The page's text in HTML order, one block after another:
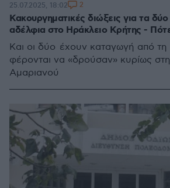
Κακουργηματικές διώξεις για τα
αδέλφια στο Ηράκλειο Κρήτης -
Και οι δύο έχουν καταγωγή από τη
φέρονται να «δρούσαν» κυρίως
Αμαριανού
25.07.2025, 18:02 2